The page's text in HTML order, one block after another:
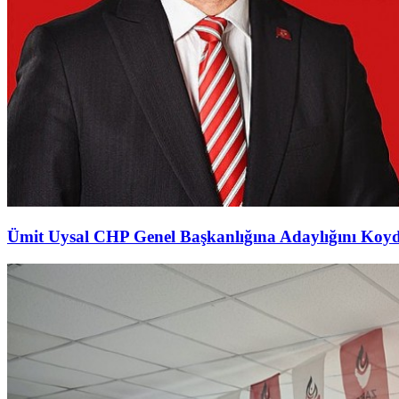
Ümit Uysal CHP Genel Başkanlığına Adaylığını